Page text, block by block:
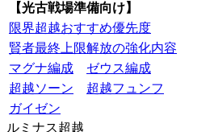
【光古戦場準備向け】
限界超越おすすめ優先度
賢者最終上限解放の強化内容
マグナ編成
ゼウス編成
超越ソーン
超越フュンフ
ガイゼン
ルミナス超越